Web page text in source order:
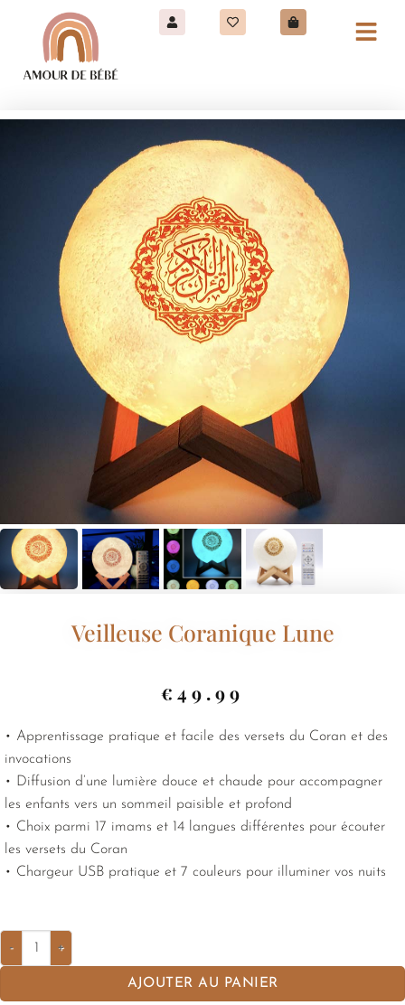
Veilleuse Coranique Lune
€ 49.99
• Apprentissage pratique et facile des versets du Coran et des
invocations
• Diffusion d’une lumière douce et chaude pour accompagner
les enfants vers un sommeil paisible et profond
• Choix parmi 17 imams et 14 langues différentes pour écouter
les versets du Coran
• Chargeur USB pratique et 7 couleurs pour illuminer vos nuits
AJOUTER AU PANIER